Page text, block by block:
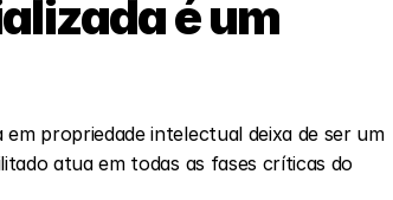
é um
propriedade intelectual deixa de ser um
atua em todas as fases críticas do